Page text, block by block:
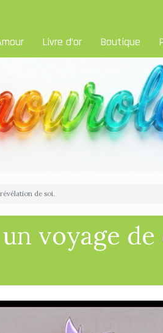
Livre d’or Boutique
de soi.
voyage